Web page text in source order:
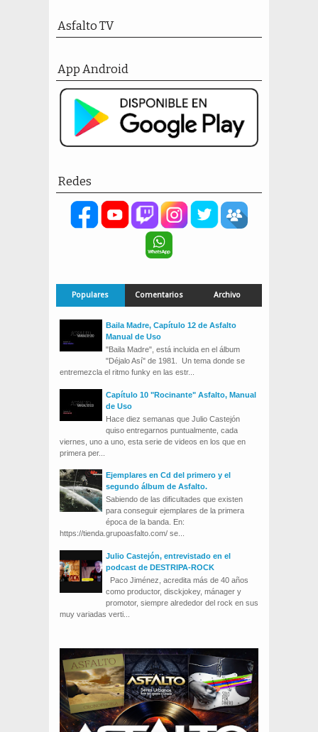
Asfalto TV
App Android
Redes
Populares Comentarios Archivo
Baila Madre, Capítulo 12 de Asfalto
Manual de Uso
"Baila Madre", está incluida en el álbum
"Déjalo Así" de 1981. Un tema donde se
entremezcla el ritmo funky en las estr...
Capítulo 10 "Rocinante" Asfalto, Manual
de Uso
Hace diez semanas que Julio Castejón
quiso entregarnos puntualmente, cada
viernes, uno a uno, esta serie de videos en los que en
primera per...
Ejemplares en Cd del primero y el
segundo álbum de Asfalto.
Sabiendo de las dificultades que existen
para conseguir ejemplares de la primera
época de la banda. En:
https://tienda.grupoasfalto.com/ se...
Julio Castejón, entrevistado en el
podcast de DESTRIPA-ROCK
Paco Jiménez, acredita más de 40 años
como productor, disckjokey, mánager y
promotor, siempre alrededor del rock en sus
muy variadas verti...